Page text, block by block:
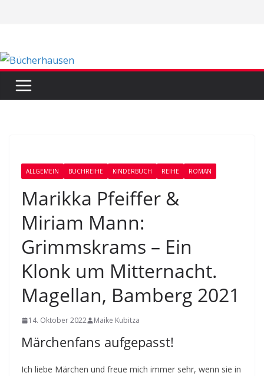
ALLGEMEIN BUCHREIHE KINDERBUCH REIHE ROMAN
Marikka Pfeiffer &
Miriam Mann:
Grimmskrams – Ein
Klonk um Mitternacht.
Magellan, Bamberg 2021
14. Oktober 2022 Maike Kubitza
Märchenfans aufgepasst!
Ich liebe Märchen und freue mich immer sehr, wenn sie in